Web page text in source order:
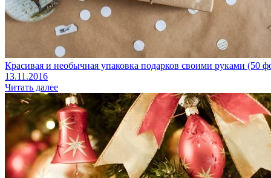
Красивая и необычная упаковка подарков своими руками (50
13.11.2016
Читать далее